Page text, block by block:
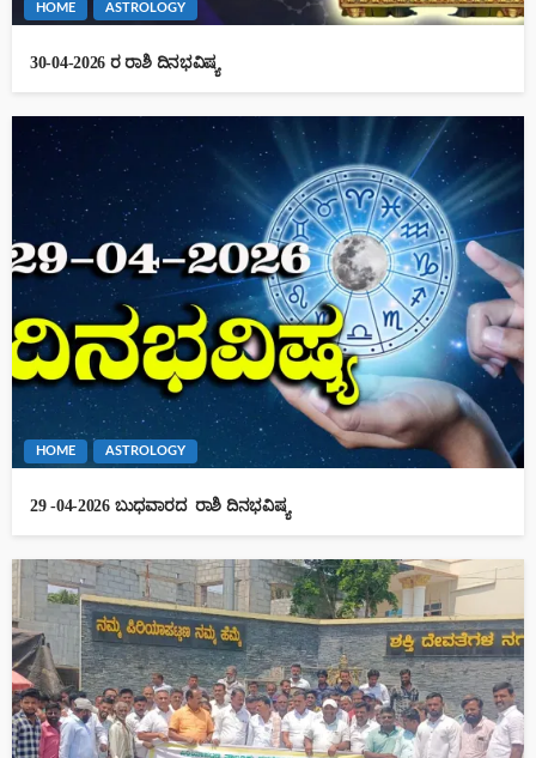
HOME ASTROLOGY
30-04-2026 ರ ರಾಶಿ ದಿನಭವಿಷ್ಯ
HOME ASTROLOGY
29 -04-2026 ಬುಧವಾರದ ರಾಶಿ ದಿನಭವಿಷ್ಯ